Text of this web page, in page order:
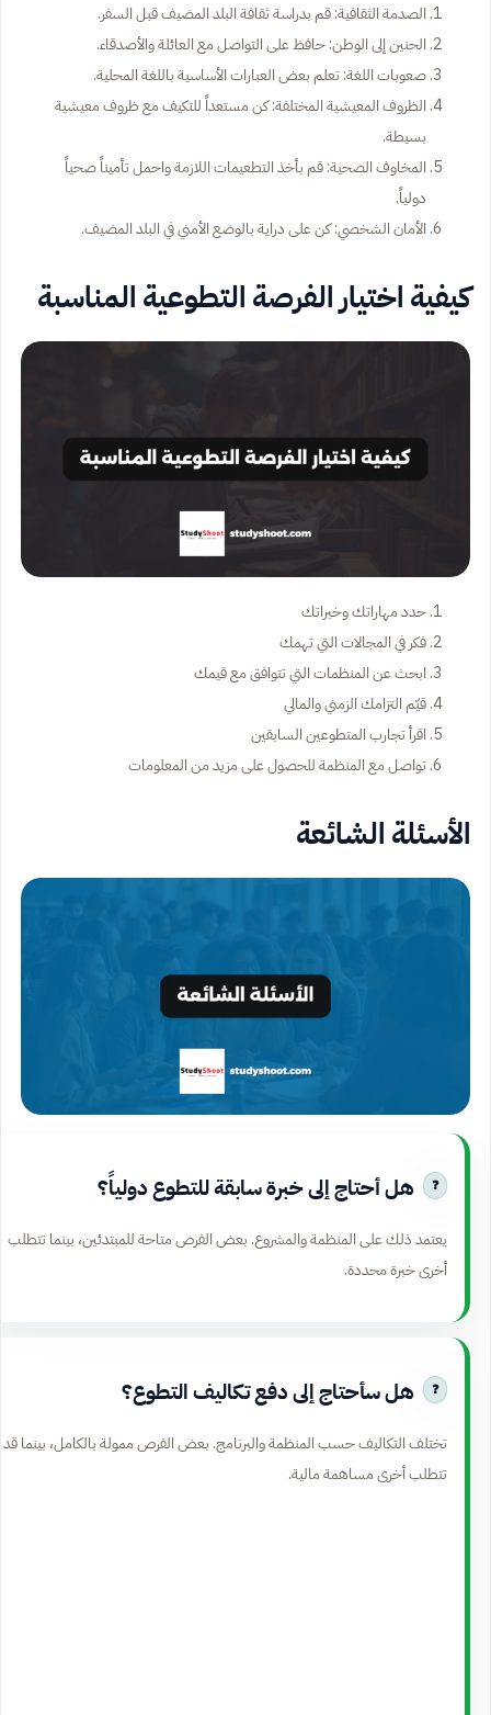
الصدمة الثقافية: قم بدراسة ثقافة البلد المضيف قبل السفر.
الحنين إلى الوطن: حافظ على التواصل مع العائلة والأصدقاء.
صعوبات اللغة: تعلم بعض العبارات الأساسية باللغة المحلية.
الظروف المعيشية المختلفة: كن مستعداً للتكيف مع ظروف معيشية
بسيطة.
المخاوف الصحية: قم بأخذ التطعيمات اللازمة واحمل تأميناً صحياً
دولياً.
الأمان الشخصي: كن على دراية بالوضع الأمني في البلد المضيف.
كيفية اختيار الفرصة التطوعية المناسبة
حدد مهاراتك وخبراتك
فكر في المجالات التي تهمك
ابحث عن المنظمات التي تتوافق مع قيمك
قيّم التزامك الزمني والمالي
اقرأ تجارب المتطوعين السابقين
تواصل مع المنظمة للحصول على مزيد من المعلومات
الأسئلة الشائعة
هل أحتاج إلى خبرة سابقة للتطوع دولياً؟
يعتمد ذلك على المنظمة والمشروع. بعض الفرص متاحة للمبتدئين، بينما تتطلب
أخرى خبرة محددة.
هل سأحتاج إلى دفع تكاليف التطوع؟
تختلف التكاليف حسب المنظمة والبرنامج. بعض الفرص ممولة بالكامل، بينما قد
تتطلب أخرى مساهمة مالية.